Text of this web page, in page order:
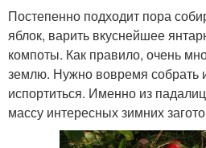
Постепенно подходит пора
яблок, варить вкуснейшее
компоты. Как правило, очень
землю. Нужно вовремя собрать
испортиться. Именно из
массу интересных зимних